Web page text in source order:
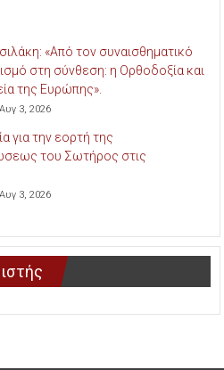
«Από τον συναισθηματικό
στη σύνθεση: η Ορθοδοξία και
της Ευρώπης».
3, 2026
για την εορτή της
του Σωτήρος στις
3, 2026